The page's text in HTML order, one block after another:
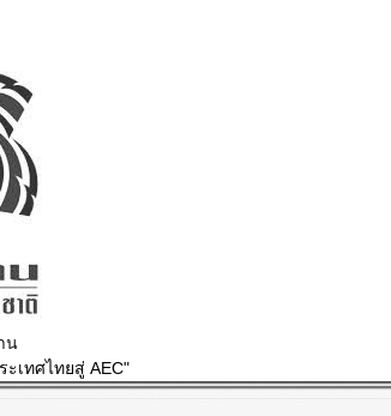
น
เทศไทยสู่ AEC"